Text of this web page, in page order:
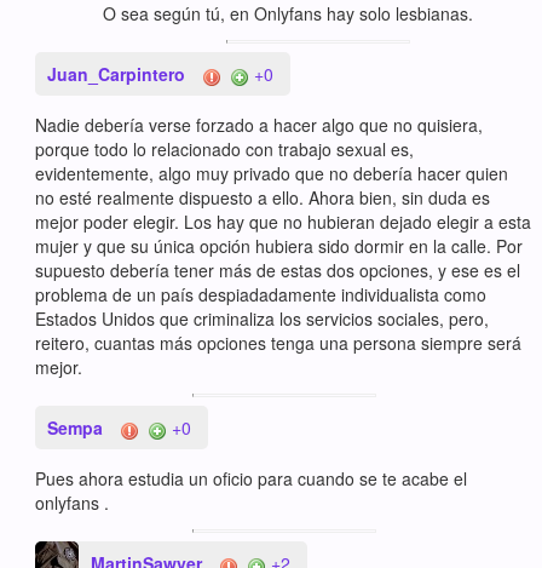
O sea según tú, en Onlyfans hay solo lesbianas.
Juan_Carpintero +0
Nadie debería verse forzado a hacer algo que no quisiera,
porque todo lo relacionado con trabajo sexual es,
evidentemente, algo muy privado que no debería hacer quien
no esté realmente dispuesto a ello. Ahora bien, sin duda es
mejor poder elegir. Los hay que no hubieran dejado elegir a esta
mujer y que su única opción hubiera sido dormir en la calle. Por
supuesto debería tener más de estas dos opciones, y ese es el
problema de un país despiadadamente individualista como
Estados Unidos que criminaliza los servicios sociales, pero,
reitero, cuantas más opciones tenga una persona siempre será
mejor.
Sempa +0
Pues ahora estudia un oficio para cuando se te acabe el
onlyfans .